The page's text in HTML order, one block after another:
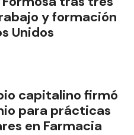
y formación
Unidos
capitalino firmó
para prácticas
en Farmacia